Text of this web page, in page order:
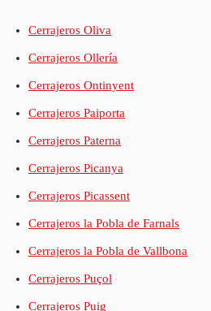
Cerrajeros Oliva
Cerrajeros Ollería
Cerrajeros Ontinyent
Cerrajeros Paiporta
Cerrajeros Paterna
Cerrajeros Picanya
Cerrajeros Picassent
Cerrajeros la Pobla de Farnals
Cerrajeros la Pobla de Vallbona
Cerrajeros Puçol
Cerrajeros Puig